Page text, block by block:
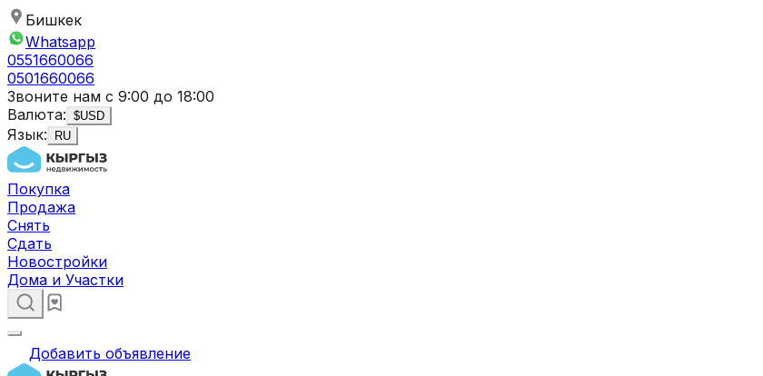
Бишкек
Whatsapp
0551660066
0501660066
Звоните нам с 9:00 до 18:00
Валюта: $USD
Язык: RU
Покупка
Продажа
Снять
Сдать
Новостройки
Дома и Участки
Добавить объявление